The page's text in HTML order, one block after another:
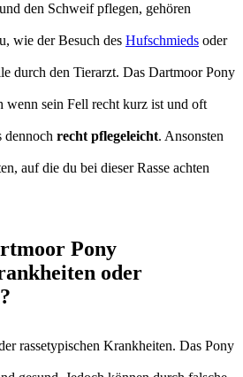
den Schweif pflegen, gehören
wie der Besuch des Hufschmieds oder
durch den Tierarzt. Das Dartmoor Pony
wenn sein Fell recht kurz ist und oft
dennoch recht pflegeleicht. Ansonsten
auf die du bei dieser Rasse achten
Pony
oder
rassetypischen Krankheiten. Das Pony